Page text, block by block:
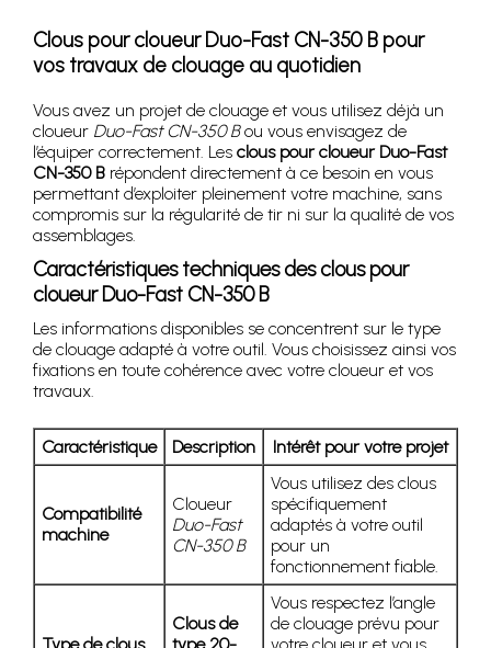
Clous pour cloueur Duo-Fast CN-350 B pour
vos travaux de clouage au quotidien
Vous avez un projet de clouage et vous utilisez déjà un
cloueur Duo-Fast CN-350 Bou vous envisagez de
l’équiper correctement. Les clous pour cloueur Duo-Fast
CN-350 B répondent directement à ce besoin en vous
permettant d’exploiter pleinement votre machine, sans
compromis sur la régularité de tir ni sur la qualité de vos
assemblages.
Caractéristiques techniques des clous pour
cloueur Duo-Fast CN-350 B
Les informations disponibles se concentrent sur le type
de clouage adapté à votre outil. Vous choisissez ainsi vos
fixations en toute cohérence avec votre cloueur et vos
travaux.
Caractéristique Description Intérêt pour votre projet
Compatibilité
machine
Cloueur
Duo-Fast
CN-350 B
Vous utilisez des clous
spécifiquement
adaptés à votre outil
pour un
fonctionnement fiable.
Clous de
Vous respectez l’angle
de clouage prévu pour